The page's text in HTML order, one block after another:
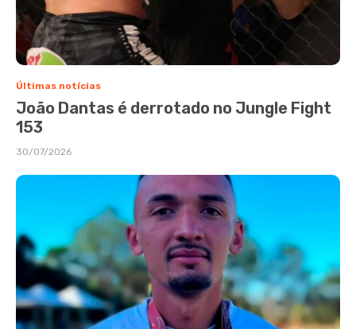
Últimas notícias
João Dantas é derrotado no Jungle Fight
153
30/07/2026